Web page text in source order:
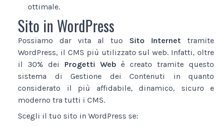
ottimale.
Sito in WordPress
Possiamo dar vita al tuo Sito Internet tramite
WordPress, il CMS più utilizzato sul web. Infatti, oltre
il 30% dei Progetti Web è creato tramite questo
sistema di Gestione dei Contenuti in quanto
considerato il più affidabile, dinamico, sicuro e
moderno tra tutti i CMS.
Scegli il tuo sito in WordPress se: